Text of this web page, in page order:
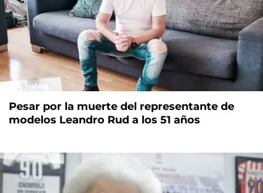
Pesar por la muerte del representante de
modelos Leandro Rud a los 51 años